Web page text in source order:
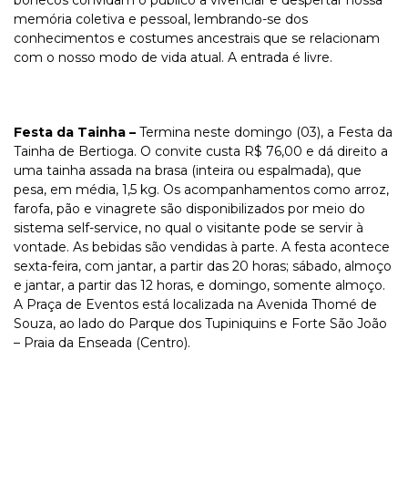
memória coletiva e pessoal, lembrando-se dos
conhecimentos e costumes ancestrais que se relacionam
com o nosso modo de vida atual. A entrada é livre.
Festa da Tainha – Termina neste domingo (03), a Festa da
Tainha de Bertioga. O convite custa R$ 76,00 e dá direito a
uma tainha assada na brasa (inteira ou espalmada), que
pesa, em média, 1,5 kg. Os acompanhamentos como arroz,
farofa, pão e vinagrete são disponibilizados por meio do
sistema self-service, no qual o visitante pode se servir à
vontade. As bebidas são vendidas à parte. A festa acontece
sexta-feira, com jantar, a partir das 20 horas; sábado, almoço
e jantar, a partir das 12 horas, e domingo, somente almoço.
A Praça de Eventos está localizada na Avenida Thomé de
Souza, ao lado do Parque dos Tupiniquins e Forte São João
– Praia da Enseada (Centro).